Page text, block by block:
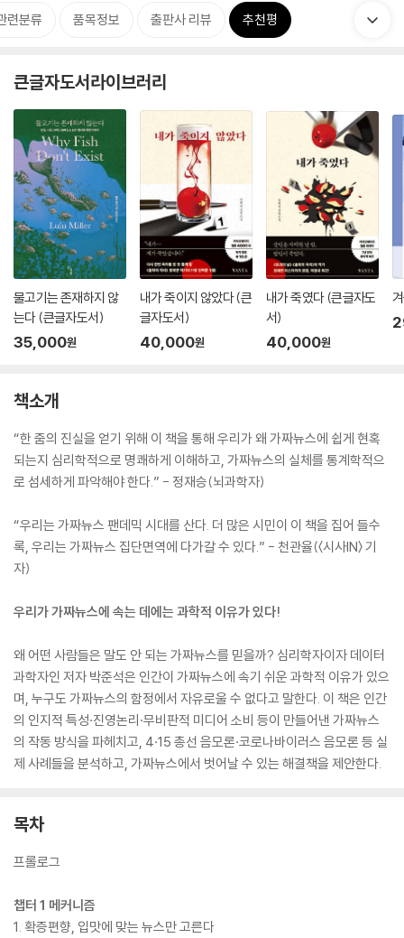
련분류 품목정보 출판사 리뷰 추천평
큰글자도서라이브러리
물고기는 존재하지 않
는다 (큰글자도서)
35,000원
내가 죽이지 않았다 (큰
글자도서)
40,000원
내가 죽였다 (큰글자도
서)
40,000원
책소개
“한 줌의 진실을 얻기 위해 이 책을 통해 우리가 왜 가짜뉴스에 쉽게 현혹
되는지 심리학적으로 명쾌하게 이해하고, 가짜뉴스의 실체를 통계학적으
로 섬세하게 파악해야 한다.” - 정재승(뇌과학자)
“우리는 가짜뉴스 팬데믹 시대를 산다. 더 많은 시민이 이 책을 집어 들수
록, 우리는 가짜뉴스 집단면역에 다가갈 수 있다.” - 천관율(〈시사IN〉 기
자)
우리가 가짜뉴스에 속는 데에는 과학적 이유가 있다!
왜 어떤 사람들은 말도 안 되는 가짜뉴스를 믿을까? 심리학자이자 데이터
과학자인 저자 박준석은 인간이 가짜뉴스에 속기 쉬운 과학적 이유가 있으
며, 누구도 가짜뉴스의 함정에서 자유로울 수 없다고 말한다. 이 책은 인간
의 인지적 특성·진영논리·무비판적 미디어 소비 등이 만들어낸 가짜뉴스
의 작동 방식을 파헤치고, 4·15 총선 음모론·코로나바이러스 음모론 등 실
제 사례들을 분석하고, 가짜뉴스에서 벗어날 수 있는 해결책을 제안한다.
목차
프롤로그
챕터 1 메커니즘
1. 확증편향, 입맛에 맞는 뉴스만 고른다